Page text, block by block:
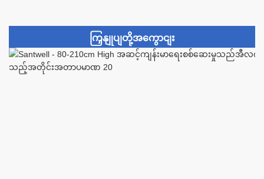
ကြှနျုပျတို့အကွောငျး